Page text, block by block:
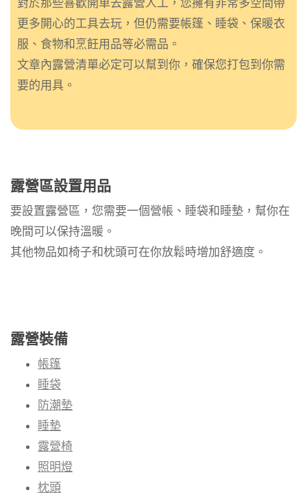
更多開心的工具去玩，但仍需要帳篷、睡袋、保暖衣
服、食物和烹飪用品等必需品。
文章內露營清單必定可以幫到你，確保您打包到你需
要的用具。
露營區設置用品
要設置露營區，您需要一個營帳、睡袋和睡墊，幫你在
晚間可以保持溫暖。
其他物品如椅子和枕頭可在你放鬆時增加舒適度。
露營裝備
帳篷
睡袋
防潮墊
睡墊
露營椅
照明燈
枕頭